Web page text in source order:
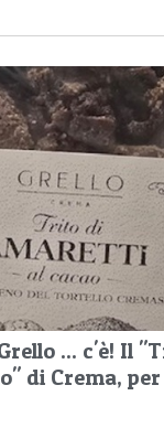
... c'è! Il
di Crema,